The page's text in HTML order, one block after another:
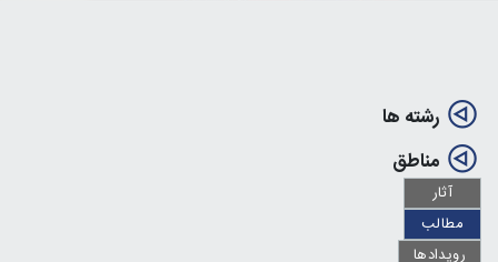
رشته ها
مناطق
آثار
مطالب
رویدادها